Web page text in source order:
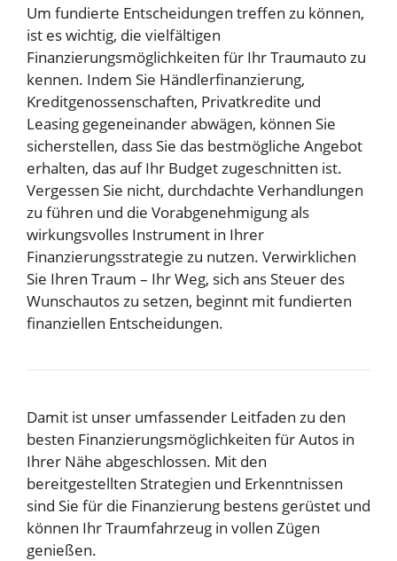
Um fundierte Entscheidungen treffen zu können,
ist es wichtig, die vielfältigen
Finanzierungsmöglichkeiten für Ihr Traumauto zu
kennen. Indem Sie Händlerfinanzierung,
Kreditgenossenschaften, Privatkredite und
Leasing gegeneinander abwägen, können Sie
sicherstellen, dass Sie das bestmögliche Angebot
erhalten, das auf Ihr Budget zugeschnitten ist.
Vergessen Sie nicht, durchdachte Verhandlungen
zu führen und die Vorabgenehmigung als
wirkungsvolles Instrument in Ihrer
Finanzierungsstrategie zu nutzen. Verwirklichen
Sie Ihren Traum – Ihr Weg, sich ans Steuer des
Wunschautos zu setzen, beginnt mit fundierten
finanziellen Entscheidungen.
Damit ist unser umfassender Leitfaden zu den
besten Finanzierungsmöglichkeiten für Autos in
Ihrer Nähe abgeschlossen. Mit den
bereitgestellten Strategien und Erkenntnissen
sind Sie für die Finanzierung bestens gerüstet und
können Ihr Traumfahrzeug in vollen Zügen
genießen.